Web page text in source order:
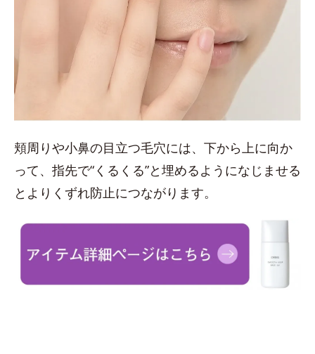
頬周りや小鼻の目立つ毛穴には、下から上に向か
って、指先で“くるくる”と埋めるようになじませる
とよりくずれ防止につながります。